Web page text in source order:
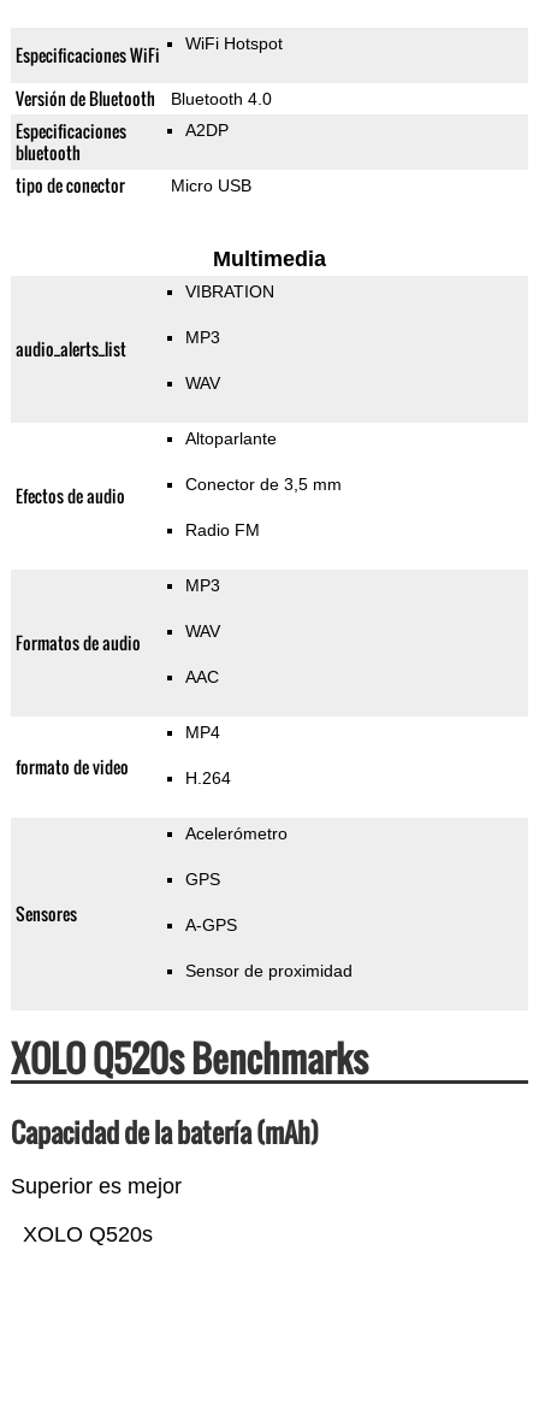
Especificaciones WiFi WiFi Hotspot
Versión de Bluetooth Bluetooth 4.0
Especificaciones
bluetooth
A2DP
tipo de conector Micro USB
Multimedia
audio_alerts_list
VIBRATION
MP3
WAV
Efectos de audio
Altoparlante
Conector de 3,5 mm
Radio FM
Formatos de audio
MP3
WAV
AAC
formato de video
MP4
H.264
Sensores
Acelerómetro
GPS
A-GPS
Sensor de proximidad
XOLO Q520s Benchmarks
Capacidad de la batería (mAh)
Superior es mejor
XOLO Q520s